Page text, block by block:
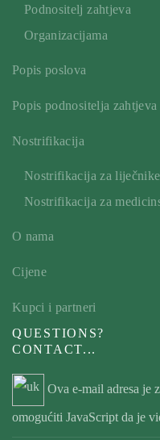
Podnositelj zahtjeva
Organizacijama
Popis poslova
Popis podnositelja zahtjeva
Nostrifikacija
Nostrifikacija za liječnike
Nostrifikacija za
O nama
Cijene
Kupci i partneri
QUESTIONS?
CONTACT...
Ova e-mail adresa je
omogućiti JavaScript da je